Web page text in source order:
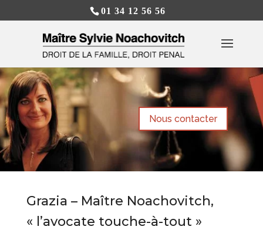
01 34 12 56 56
Nous contacter
Grazia – Maître Noachovitch,
« l’avocate touche-à-tout »